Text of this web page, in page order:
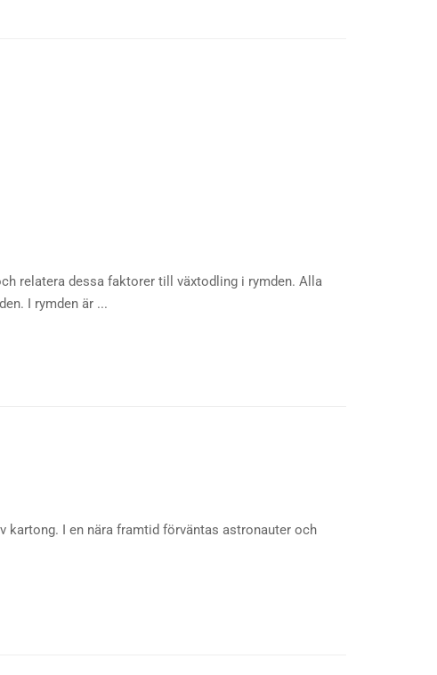
relatera dessa faktorer till växtodling i rymden. Alla
I rymden är ...
kartong. I en nära framtid förväntas astronauter och